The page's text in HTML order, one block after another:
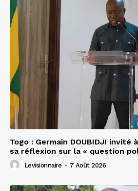
Togo : Germain DOUBIDJI invité
sa réflexion sur la « question
Levisionnaire - 7 Août 2026